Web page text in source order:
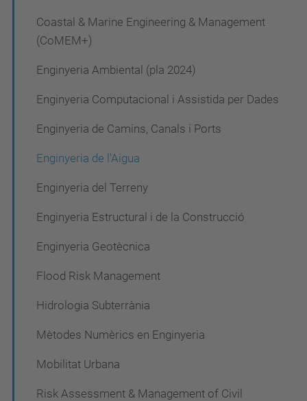
Coastal & Marine Engineering & Management
(CoMEM+)
Enginyeria Ambiental (pla 2024)
Enginyeria Computacional i Assistida per Dades
Enginyeria de Camins, Canals i Ports
Enginyeria de l'Aigua
Enginyeria del Terreny
Enginyeria Estructural i de la Construcció
Enginyeria Geotècnica
Flood Risk Management
Hidrologia Subterrània
Mètodes Numèrics en Enginyeria
Mobilitat Urbana
Risk Assessment & Management of Civil